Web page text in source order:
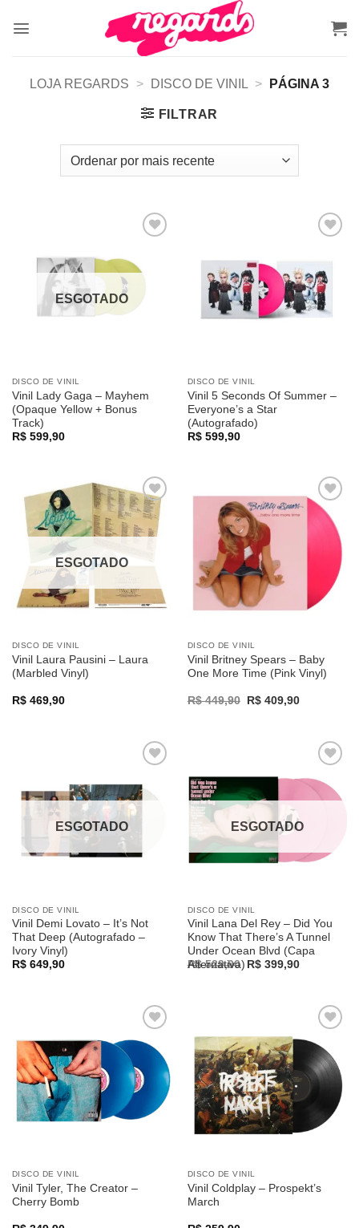
LOJA REGARDS > DISCO DE VINIL > PÁGINA 3
FILTRAR
a lista de
desejos
ESGOTADO
DISCO DE VINIL
Vinil Lady Gaga – Mayhem
(Opaque Yellow + Bonus
Track)
R$599,90
desejos
DISCO DE VINIL
Vinil 5 Seconds Of Summer –
Everyone’s a Star
(Autografado)
R$599,90
Adicionar
a lista de
desejos
ESGOTADO
DISCO DE VINIL
Vinil Laura Pausini – Laura
(Marbled Vinyl)
R$469,90
Adicionar
a lista de
DISCO DE VINIL
Vinil Britney Spears – Baby
One More Time (Pink Vinyl)
R$449,90
Original
R$409,90Current
a lista de
desejos
ESGOTADO
DISCO DE VINIL
Vinil Demi Lovato – It’s Not
That Deep (Autografado –
Ivory Vinyl)
R$649,90
Adicionar
a lista de
desejos
ESGOTADO
DISCO DE VINIL
Vinil Lana Del Rey – Did You
Know That There’s A Tunnel
Under Ocean Blvd (Capa
Alternativa)
R$529,90
Original
R$399,90Current
Adicionar
a lista de
desejos
DISCO DE VINIL
Vinil Tyler, The Creator –
Cherry Bomb
Adicionar
a lista de
desejos
DISCO DE VINIL
Vinil Coldplay – Prospekt’s
March